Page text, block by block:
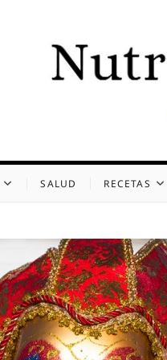
SALUD RECETAS